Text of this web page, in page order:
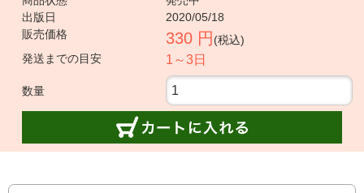
出版日
2020/05/18
販売価格
330 円 (税込)
発送までの目安
1～3日
数量